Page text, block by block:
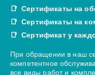
Сертификаты на
Сертификаты на
Сертификат у
При обращении в наш
компетентное
все виды работ и